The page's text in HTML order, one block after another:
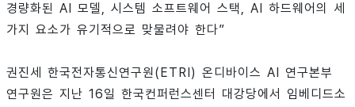
경량화된 AI 모델, 시스템 소프트웨어 스택, AI 하드웨어의 세
가지 요소가 유기적으로 맞물려야 한다”
권진세 한국전자통신연구원(ETRI) 온디바이스 AI 연구본부
연구원은 지난 16일 한국컨퍼런스센터 대강당에서 임베디드소